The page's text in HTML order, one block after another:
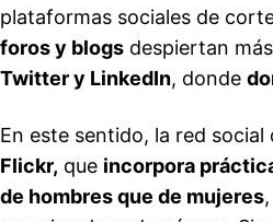
plataformas sociales de
foros y blogs despiertan
Twitter y LinkedIn, donde
En este sentido, la red social
Flickr, que incorpora
de hombres que de mujeres